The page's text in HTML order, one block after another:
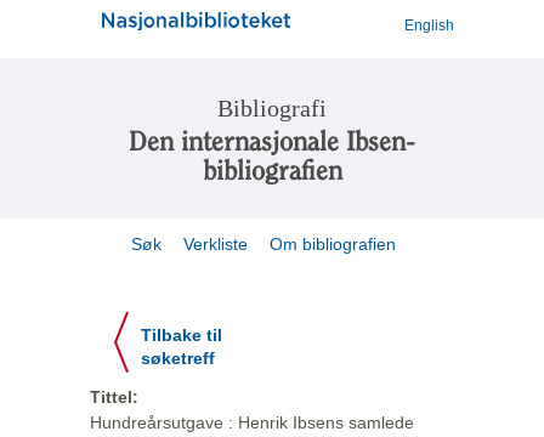
English
Bibliografi
Den internasjonale Ibsen-
bibliografien
Søk Verkliste Om bibliografien
Tilbake til
søketreff
Tittel:
Hundreårsutgave : Henrik Ibsens samlede